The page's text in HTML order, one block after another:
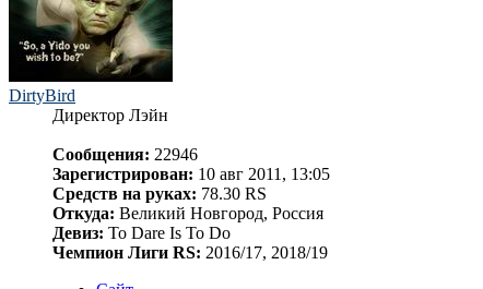
DirtyBird
Директор Лэйн
Сообщения: 22946
Зарегистрирован: 10 авг 2011, 13:05
Средств на руках: 78.30 RS
Откуда: Великий Новгород, Россия
Девиз: To Dare Is To Do
Чемпион Лиги RS: 2016/17, 2018/19